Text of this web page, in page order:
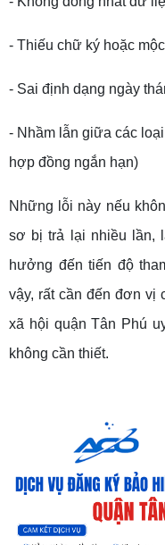
- Thiếu chữ ký hoặc
- Sai định dạng ngày
- Nhầm lẫn giữa các
hợp đồng ngắn hạn)
Những lỗi này nếu
sơ bị trả lại nhiều lần,
hưởng đến tiến độ
vậy, rất cần đến đơn vị
xã hội quận Tân Phú
không cần thiết.